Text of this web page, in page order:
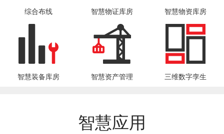
综合布线 智慧物证库房 智慧物资库房
智慧装备库房 智慧资产管理 三维数字孪生
智慧应用